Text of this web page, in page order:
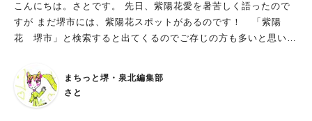
簿」 2024年「時をつなぐ不思議な手帳」←★今回★ 実は去年ま
での私は広告を見ても「へぇ〜」とスルーしていた人なんで
す……が、今回は「ちょっと面白そうかも」という直感が働いて
の路線範囲について、です。 南海線と乗り入れしているので長
い路線な気がしてしまいますが、違う違うそうじゃ、そうじゃな
い♪ 1.中百舌鳥 2.深井 3.泉ケ丘 4.栂・美木多 5.光明池 6.和泉
こんにちは。さとです。 先日、紫陽花愛を暑苦しく語ったので
すが まだ堺市には、紫陽花スポットがあるのです！ 「紫陽
花 堺市」と検索すると出てくるのでご存じの方も多いと思いま
花がたくさん咲いてるんですね〜。 しかも、「あじさいロー
ド」という道まであるそうです！！ あじさいロードの場所は？
吊り橋を渡った村エリア、43番の野菜畑の近くにあります。 株
まちっと堺・泉北編集部
さと